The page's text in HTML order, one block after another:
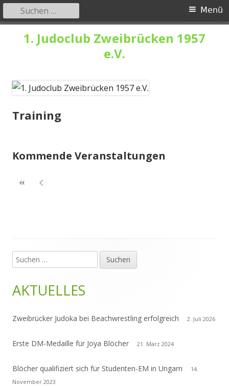
1. Judoclub Zweibrücken 1957
e.V.
Primäres
Menü
Menü
Suchen
nach:
Training
Kommende Veranstaltungen
Haupt-
Seitenleiste
Suchen
nach:
AKTUELLES
Zweibrücker Judoka bei Beachwrestling erfolgreich 2. Juli 2026
Erste DM-Medaille für Joya Blöcher 21. März 2024
Blöcher qualifiziert sich für Studenten-EM in Ungarn
14.
November 2023